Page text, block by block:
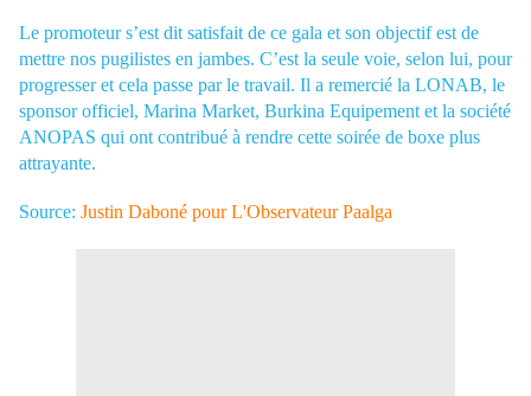
Le promoteur s’est dit satisfait de ce gala et son objectif est de
mettre nos pugilistes en jambes. C’est la seule voie, selon lui, pour
progresser et cela passe par le travail. Il a remercié la LONAB, le
sponsor officiel, Marina Market, Burkina Equipement et la société
ANOPAS qui ont contribué à rendre cette soirée de boxe plus
attrayante.
Source: Justin Daboné pour L'Observateur Paalga